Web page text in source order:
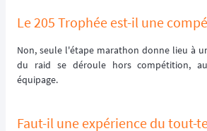
Le 205 Trophée est-il une
Non, seule l'étape marathon donne lieu à
du raid se déroule hors compétition,
équipage.
Faut-il une expérience du tout-